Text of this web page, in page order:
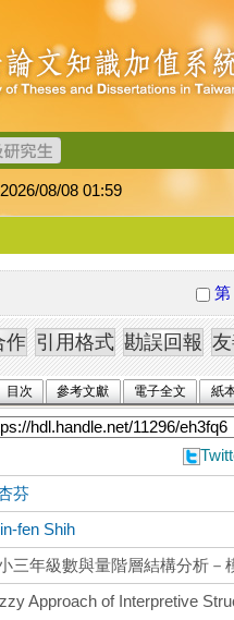
08/08 01:59
第
目次 參考文獻 電子全文 紙
芬
fen Shih
三年級數與量階層結構分析－
Approach of Interpretive